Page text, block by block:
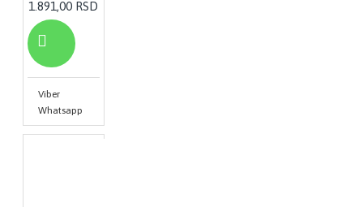
1.891,00 RSD
Viber
Whatsapp